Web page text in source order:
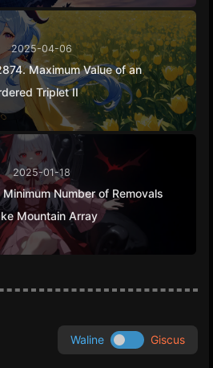
2025-04-06
Maximum Value of an
Triplet II
2025-01-18
Minimum Number of Removals
Mountain Array
Waline Giscus